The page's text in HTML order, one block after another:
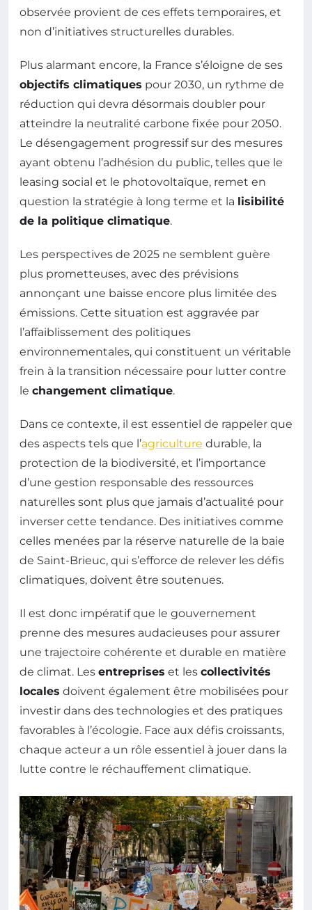
observée provient de ces effets temporaires, et
non d’initiatives structurelles durables.
Plus alarmant encore, la France s’éloigne de ses
objectifs climatiques pour 2030, un rythme de
réduction qui devra désormais doubler pour
atteindre la neutralité carbone fixée pour 2050.
Le désengagement progressif sur des mesures
ayant obtenu l’adhésion du public, telles que le
leasing social et le photovoltaïque, remet en
question la stratégie à long terme et la lisibilité
de la politique climatique.
Les perspectives de 2025 ne semblent guère
plus prometteuses, avec des prévisions
annonçant une baisse encore plus limitée des
émissions. Cette situation est aggravée par
l’affaiblissement des politiques
environnementales, qui constituent un véritable
frein à la transition nécessaire pour lutter contre
le changement climatique.
Dans ce contexte, il est essentiel de rappeler que
des aspects tels que l’agriculture durable, la
protection de la biodiversité, et l’importance
d’une gestion responsable des ressources
naturelles sont plus que jamais d’actualité pour
inverser cette tendance. Des initiatives comme
celles menées par la réserve naturelle de la baie
de Saint-Brieuc, qui s’efforce de relever les défis
climatiques, doivent être soutenues.
Il est donc impératif que le gouvernement
prenne des mesures audacieuses pour assurer
une trajectoire cohérente et durable en matière
de climat. Les entreprises et les collectivités
locales doivent également être mobilisées pour
investir dans des technologies et des pratiques
favorables à l’écologie. Face aux défis croissants,
chaque acteur a un rôle essentiel à jouer dans la
lutte contre le réchauffement climatique.